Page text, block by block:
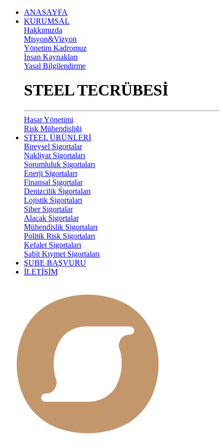
ANASAYFA
KURUMSAL
Hakkımızda
Misyon&Vizyon
Yönetim Kadromuz
İnsan Kaynakları
Yasal Bilgilendirme
STEEL TECRÜBESİ
Hasar Yönetimi
Risk Mühendisliği
STEEL ÜRÜNLERİ
Bireysel Sigortalar
Nakliyat Sigortaları
Sorumluluk Sigortaları
Enerji Sigortaları
Finansal Sigortalar
Denizcilik Sigortaları
Lojistik Sigortaları
Siber Sigortalar
Alacak Sigortalar
Mühendislik Sigortaları
Politik Risk Sigortaları
Kefalet Sigortaları
Sabit Kıymet Sigortaları
ŞUBE BAŞVURU
İLETİŞİM